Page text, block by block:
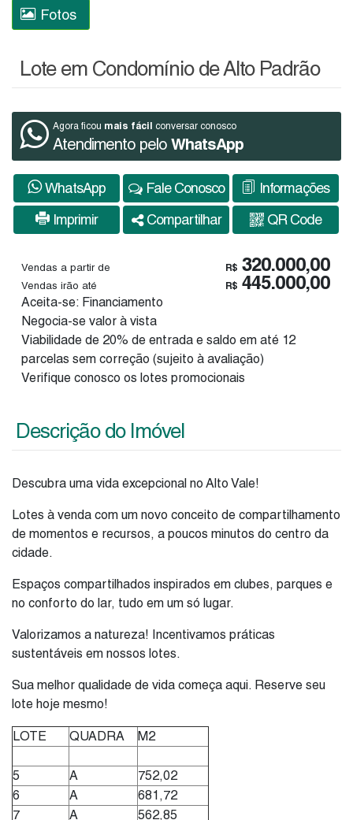
Fotos
Lote em Condomínio de Alto Padrão
Agora ficou mais fácil conversar conosco
Atendimento pelo WhatsApp
WhatsApp Fale Conosco
Informações
Imprimir
Compartilhar QR Code
R$ 320.000,00
Vendas a partir de
R$ 445.000,00
Vendas irão até
Aceita-se: Financiamento
Negocia-se valor à vista
Viabilidade de 20% de entrada e saldo em até 12
parcelas sem correção (sujeito à avaliação)
Verifique conosco os lotes promocionais
Descrição do Imóvel
Descubra uma vida excepcional no Alto Vale!
Lotes à venda com um novo conceito de compartilhamento
de momentos e recursos, a poucos minutos do centro da
cidade.
Espaços compartilhados inspirados em clubes, parques e
no conforto do lar, tudo em um só lugar.
Valorizamos a natureza! Incentivamos práticas
sustentáveis em nossos lotes.
Sua melhor qualidade de vida começa aqui. Reserve seu
lote hoje mesmo!
LOTE QUADRA M2
5 A
752,02
6
A
681,72
7
A
562,85